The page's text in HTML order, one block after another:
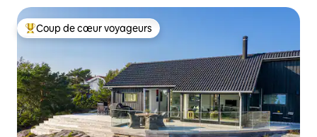
Coups de cœur voyageurs les plus appréciés
Coup de cœur voyageurs